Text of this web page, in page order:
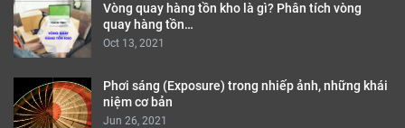
Vòng quay hàng tồn kho là gì? Phân tích vòng
quay hàng tồn…
Oct 13, 2021
Phơi sáng (Exposure) trong nhiếp ảnh, những khái
niệm cơ bản
Jun 26, 2021